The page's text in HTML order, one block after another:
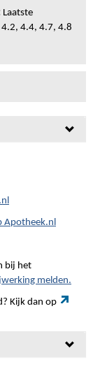
Laatste
4.4, 4.7, 4.8
Apotheek.nl
bij het
melden.
Kijk dan op